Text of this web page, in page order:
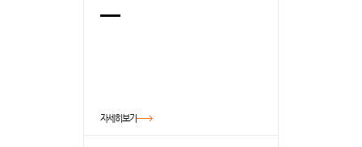
자세히보기